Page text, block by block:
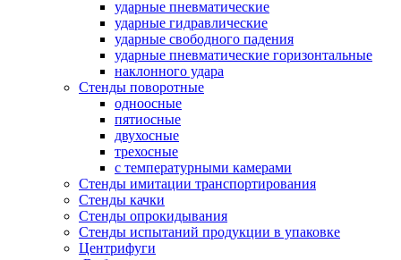
ударные пневматические
ударные гидравлические
ударные свободного падения
ударные пневматические горизонтальные
наклонного удара
Стенды поворотные
одноосные
пятиосные
двухосные
трехосные
с температурными камерами
Стенды имитации транспортирования
Стенды качки
Стенды опрокидывания
Стенды испытаний продукции в упаковке
Центрифуги